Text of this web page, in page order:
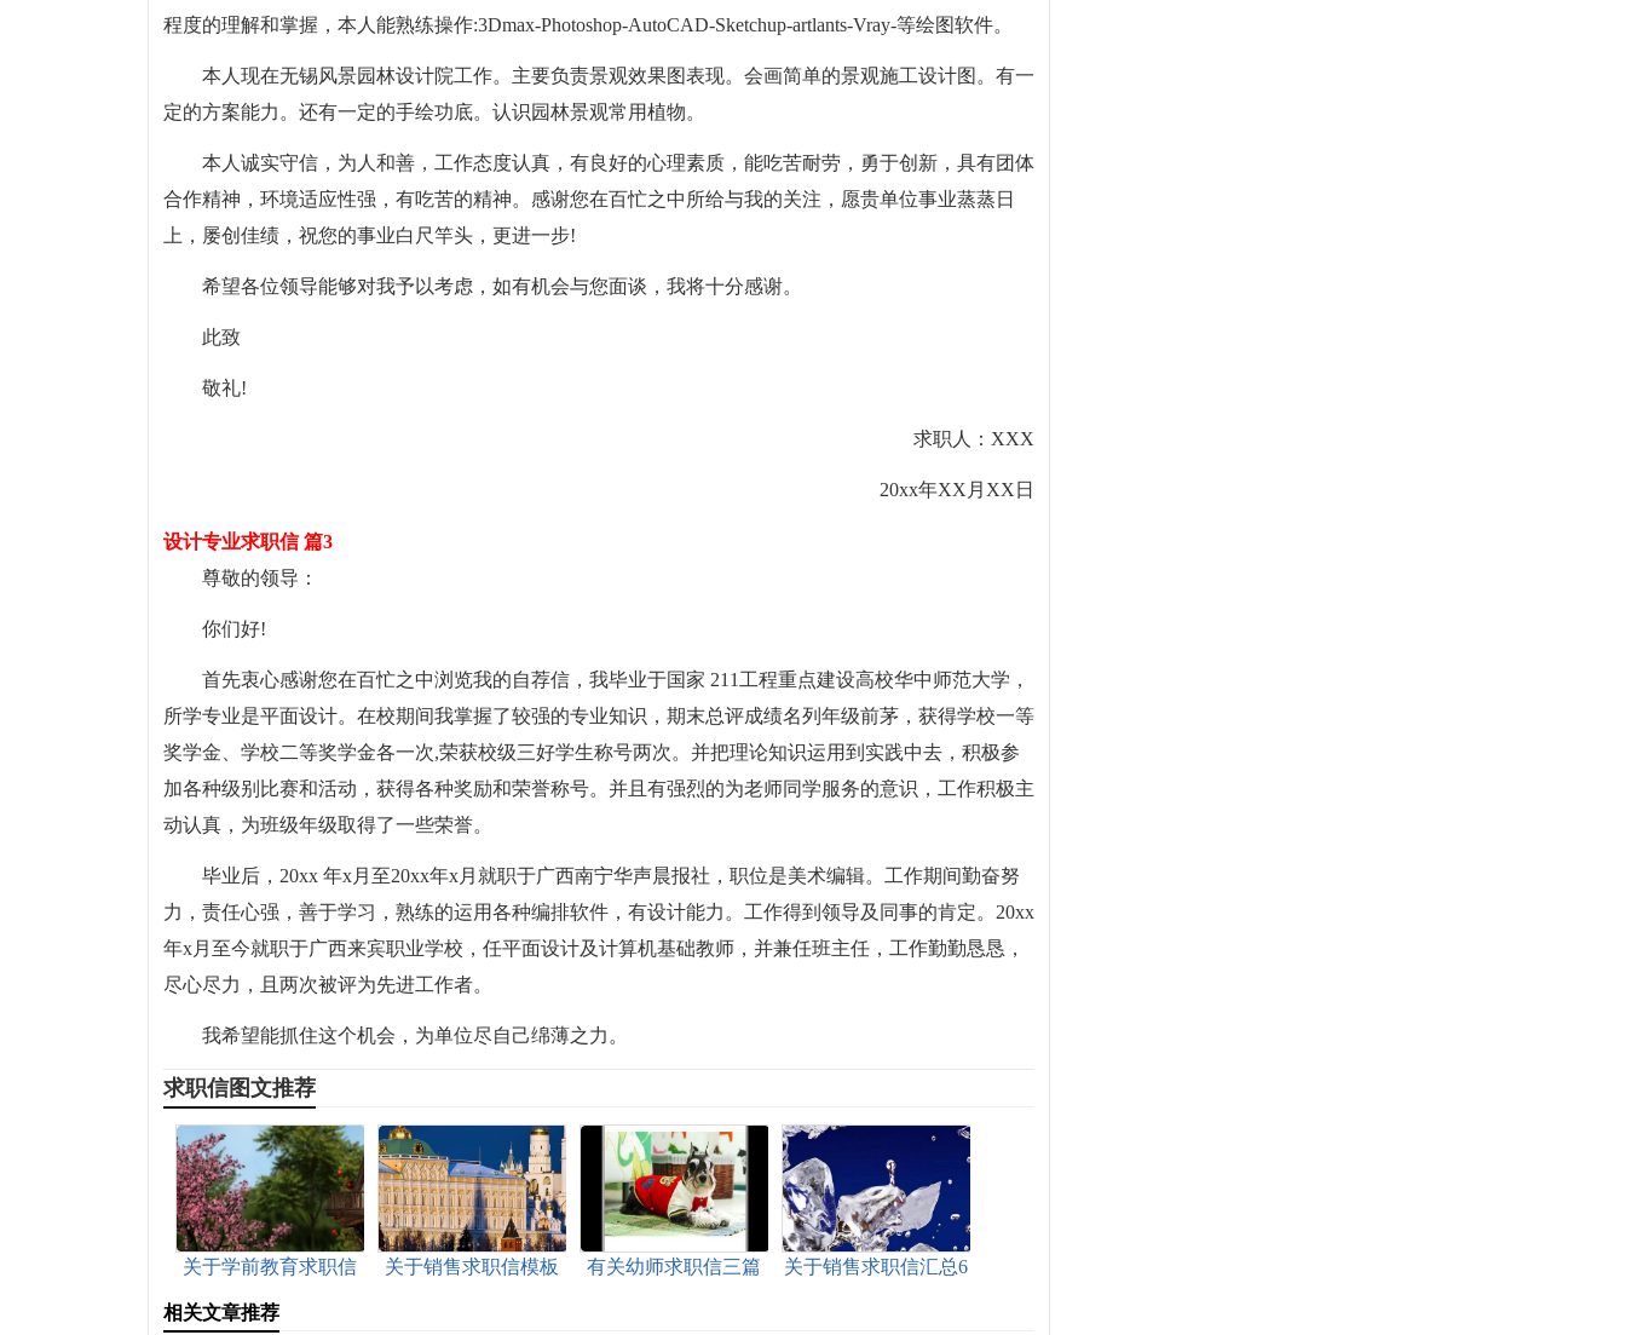
程度的理解和掌握，本人能熟练操作:3Dmax-Photoshop-AutoCAD-Sketchup-artlants-Vray-等绘图软件。
本人现在无锡风景园林设计院工作。主要负责景观效果图表现。会画简单的景观施工设计图。有一
定的方案能力。还有一定的手绘功底。认识园林景观常用植物。
本人诚实守信，为人和善，工作态度认真，有良好的心理素质，能吃苦耐劳，勇于创新，具有团体
合作精神，环境适应性强，有吃苦的精神。感谢您在百忙之中所给与我的关注，愿贵单位事业蒸蒸日
上，屡创佳绩，祝您的事业白尺竿头，更进一步!
希望各位领导能够对我予以考虑，如有机会与您面谈，我将十分感谢。
此致
敬礼!
求职人：XXX
20xx年XX月XX日
设计专业求职信 篇3
尊敬的领导：
你们好!
首先衷心感谢您在百忙之中浏览我的自荐信，我毕业于国家 211工程重点建设高校华中师范大学，
所学专业是平面设计。在校期间我掌握了较强的专业知识，期末总评成绩名列年级前茅，获得学校一等
奖学金、学校二等奖学金各一次,荣获校级三好学生称号两次。并把理论知识运用到实践中去，积极参
加各种级别比赛和活动，获得各种奖励和荣誉称号。并且有强烈的为老师同学服务的意识，工作积极主
动认真，为班级年级取得了一些荣誉。
毕业后，20xx 年x月至20xx年x月就职于广西南宁华声晨报社，职位是美术编辑。工作期间勤奋努
力，责任心强，善于学习，熟练的运用各种编排软件，有设计能力。工作得到领导及同事的肯定。20xx
年x月至今就职于广西来宾职业学校，任平面设计及计算机基础教师，并兼任班主任，工作勤勤恳恳，
尽心尽力，且两次被评为先进工作者。
我希望能抓住这个机会，为单位尽自己绵薄之力。
求职信图文推荐
关于学前教育求职信
关于销售求职信模板
有关幼师求职信三篇
关于销售求职信汇总6
相关文章推荐